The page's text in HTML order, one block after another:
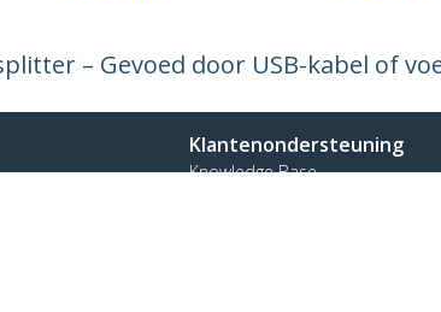
– Gevoed door USB-kabel of
Klantenondersteuning
Knowledge Base